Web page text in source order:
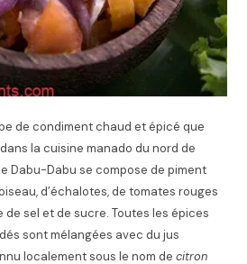
de condiment chaud et épicé que
la cuisine manado du nord de
Dabu-Dabu se compose de piment
d’échalotes, de tomates rouges
de sel et de sucre. Toutes les épices
sont mélangées avec du jus
localement sous le nom decitron